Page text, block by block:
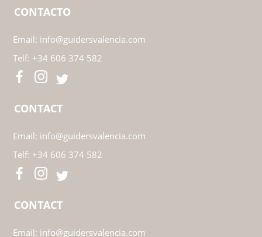
CONTACTO
Email: info@guidersvalencia.com
Telf: +34 606 374 582
CONTACT
Email: info@guidersvalencia.com
Telf: +34 606 374 582
CONTACT
Email: info@guidersvalencia.com